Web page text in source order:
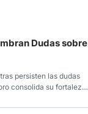
Dudas sobre
persisten las dudas
consolida su fortaleza
desde Estados